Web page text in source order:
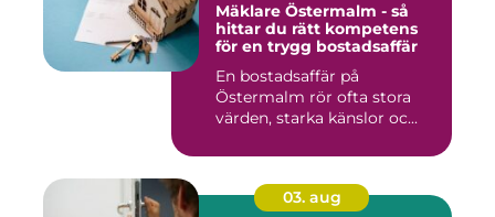
Mäklare Östermalm - så
hittar du rätt kompetens
för en trygg bostadsaffär
En bostadsaffär på
Östermalm rör ofta stora
värden, starka känslor oc...
03. aug